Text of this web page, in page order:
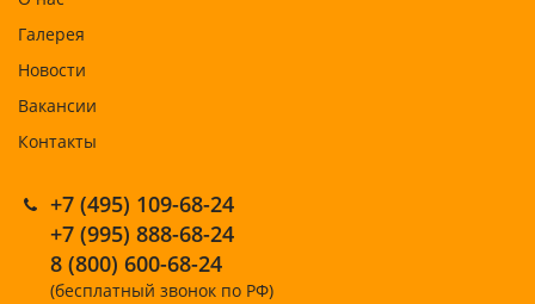
Галерея
Новости
Вакансии
Контакты
+7 (495) 109-68-24
+7 (995) 888-68-24
8 (800) 600-68-24
(бесплатный звонок по РФ)